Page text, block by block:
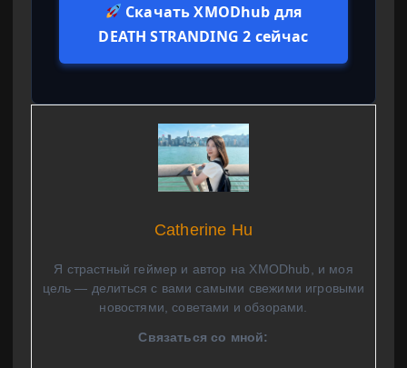
Скачать XMODhub для
DEATH STRANDING 2 сейчас
Catherine Hu
Я страстный геймер и автор на XMODhub, и моя
цель — делиться с вами самыми свежими игровыми
новостями, советами и обзорами.
Связаться со мной: